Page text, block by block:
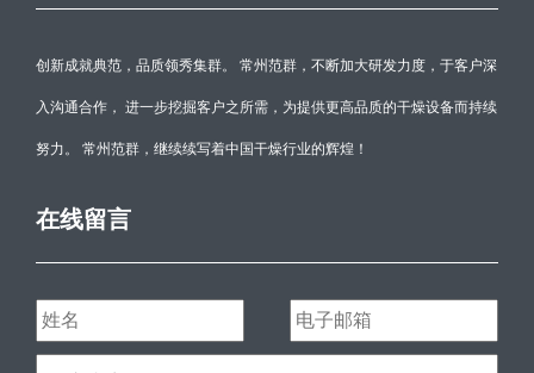
创新成就典范，品质领秀集群。 常州范群，不断加大研发力度，于客户深
入沟通合作， 进一步挖掘客户之所需，为提供更高品质的干燥设备而持续
努力。 常州范群，继续续写着中国干燥行业的辉煌！
在线留言